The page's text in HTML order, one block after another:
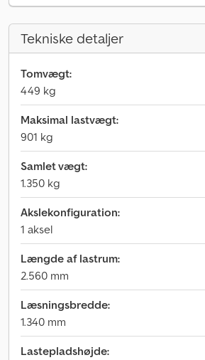
Tekniske detaljer
Tomvægt:
449 kg
Maksimal lastvægt:
901 kg
Samlet vægt:
1.350 kg
Akslekonfiguration:
1 aksel
Længde af lastrum:
2.560 mm
Læsningsbredde:
1.340 mm
Lastepladshøjde: